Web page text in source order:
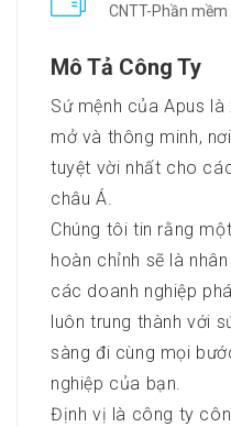
CNTT-Phần mềm
Mô Tả Công Ty
Sứ mệnh của Apus
mở và thông minh,
tuyệt vời nhất cho
châu Á.
Chúng tôi tin rằng
hoàn chỉnh sẽ là
các doanh nghiệp
luôn trung thành với
sàng đi cùng mọi
nghiệp của bạn.
Định vị là công ty